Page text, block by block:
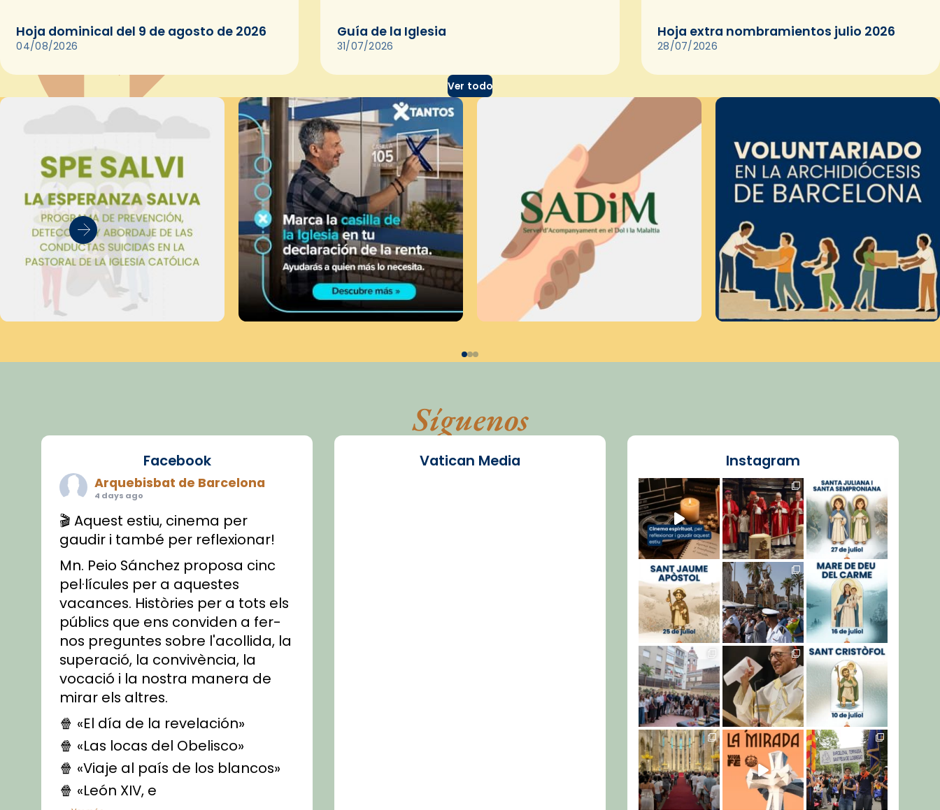
Hoja dominical del 9 de agosto de 2026
04/08/2026
Guía de la Iglesia
31/07/2026
Hoja extra nombramientos julio 2026
28/07/2026
Ver todo
Síguenos
Facebook
Arquebisbat de Barcelona
4 days ago
🎬 Aquest estiu, cinema per
gaudir i també per reflexionar!
Mn. Peio Sánchez proposa cinc
pel·lícules per a aquestes
vacances. Històries per a tots els
públics que ens conviden a fer-
nos preguntes sobre l'acollida, la
superació, la convivència, la
vocació i la nostra manera de
mirar els altres.
🍿 «El día de la revelación»
🍿 «Las locas del Obelisco»
🍿 «Viaje al país de los blancos»
🍿 «León XIV, e
Vatican Media Instagram